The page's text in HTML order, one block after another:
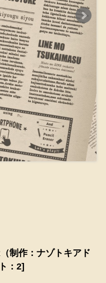
制作：ナゾトキアド
：2]